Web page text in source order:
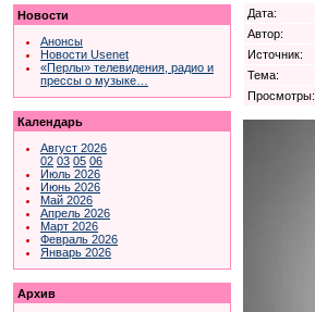
Новости
Анонсы
Новости Usenet
«Перлы» телевидения, радио и
прессы о музыке…
Календарь
Август 2026
02 03 05 06
Июль 2026
Июнь 2026
Май 2026
Апрель 2026
Март 2026
Февраль 2026
Январь 2026
Архив
Дата:
Автор:
Источник:
Тема:
Просмотры: